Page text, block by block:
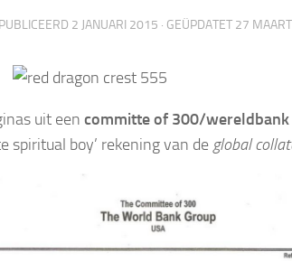
2 JANUARI 2015 · GEÜPDATET 27
uit een committe of 300/wereldbank
spiritual boy’ rekening van de global